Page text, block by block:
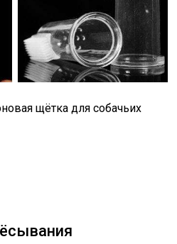
щётка для собачьих